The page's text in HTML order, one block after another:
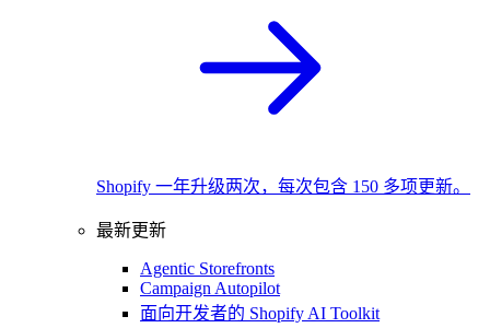
Shopify 一年升级两次，每次包含 150 多项更新。
最新更新
Agentic Storefronts
Campaign Autopilot
面向开发者的 Shopify AI Toolkit